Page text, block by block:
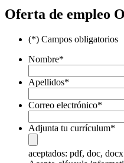
Oferta de empleo
(*) Campos obligatorios
Nombre*
Apellidos*
Correo electrónico*
Adjunta tu currículum*
aceptados: pdf, doc,